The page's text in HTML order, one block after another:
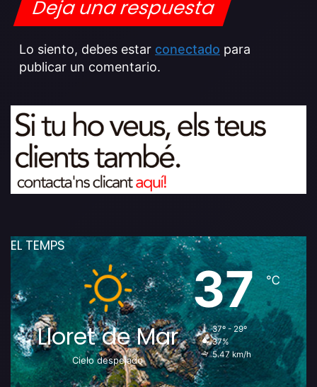
Deja una respuesta
Lo siento, debes estar conectado para
publicar un comentario.
EL TEMPS
Lloret de Mar
Cielo despejado
37℃
37º - 29º
37%
5.47 km/h